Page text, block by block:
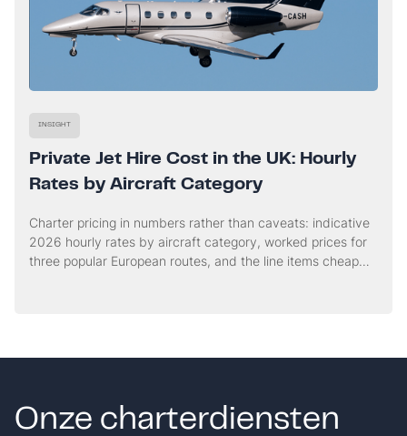
INSIGHT
Private Jet Hire Cost in the UK: Hourly
Rates by Aircraft Category
Charter pricing in numbers rather than caveats: indicative
2026 hourly rates by aircraft category, worked prices for
three popular European routes, and the line items cheap
Onze charterdiensten